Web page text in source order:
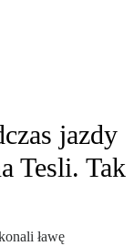
jazdy
Tesli. Tak
ławę